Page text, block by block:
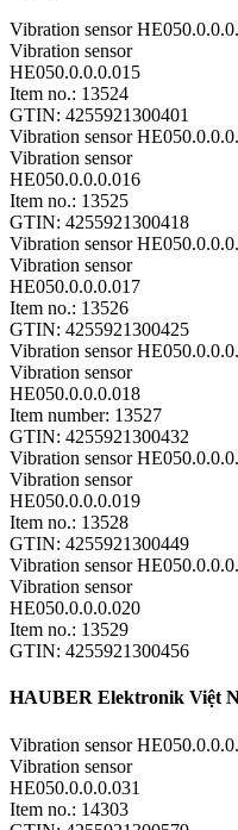
Vibration sensor
Vibration sensor
HE050.0.0.0.015
Item no.: 13524
GTIN: 4255921300401
Vibration sensor
Vibration sensor
HE050.0.0.0.016
Item no.: 13525
GTIN: 4255921300418
Vibration sensor
Vibration sensor
HE050.0.0.0.017
Item no.: 13526
GTIN: 4255921300425
Vibration sensor
Vibration sensor
HE050.0.0.0.018
Item number: 13527
GTIN: 4255921300432
Vibration sensor
Vibration sensor
HE050.0.0.0.019
Item no.: 13528
GTIN: 4255921300449
Vibration sensor
Vibration sensor
HE050.0.0.0.020
Item no.: 13529
GTIN: 4255921300456
HAUBER Elektronik Việt
Vibration sensor
Vibration sensor
HE050.0.0.0.031
Item no.: 14303